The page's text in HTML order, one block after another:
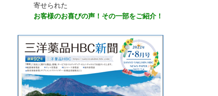
寄せられた
お客様のお喜びの声！その一部をご紹介！